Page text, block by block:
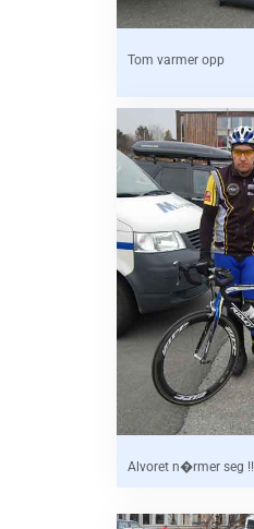
Tom varmer opp
Alvoret n�rmer seg !!